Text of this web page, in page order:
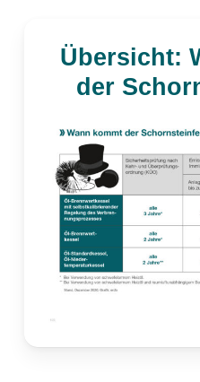
Übersicht:
der